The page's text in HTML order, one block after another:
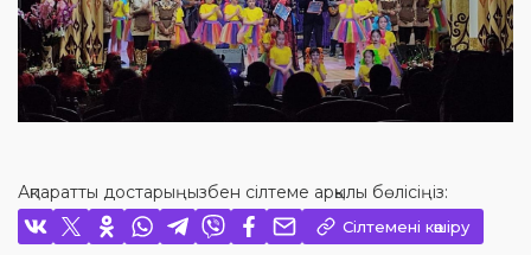
Ақпаратты достарыңызбен сілтеме арқылы бөлісіңіз:
Сілтемені көшіру